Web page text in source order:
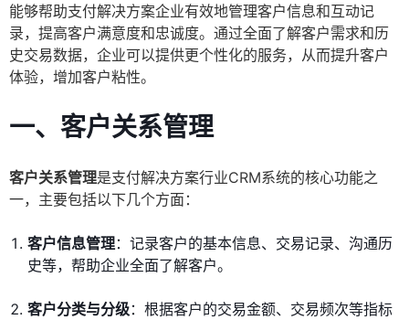
能够帮助支付解决方案企业有效地管理客户信息和互动记
录，提高客户满意度和忠诚度。通过全面了解客户需求和历
史交易数据，企业可以提供更个性化的服务，从而提升客户
体验，增加客户粘性。
一、客户关系管理
客户关系管理是支付解决方案行业CRM系统的核心功能之
一，主要包括以下几个方面：
客户信息管理：记录客户的基本信息、交易记录、沟通历
史等，帮助企业全面了解客户。
客户分类与分级：根据客户的交易金额、交易频次等指标